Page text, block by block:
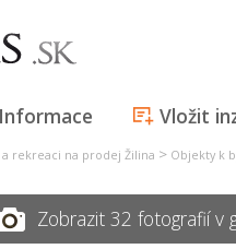
Informace Vložit
rekreaci na prodej Žilina > Objekty k
Zobrazit 32 fotografií v